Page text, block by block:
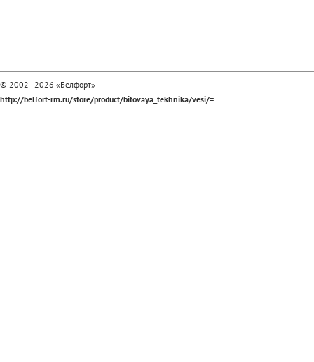
© 2002–2026 «Белфорт»
http://belfort-rm.ru/store/product/bitovaya_tekhnika/vesi/=